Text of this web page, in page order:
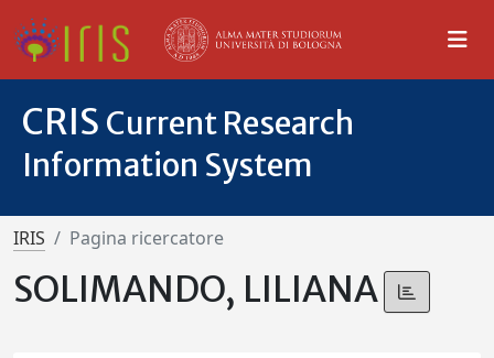
CRIS Current Research
Information System
IRIS Pagina ricercatore
SOLIMANDO, LILIANA